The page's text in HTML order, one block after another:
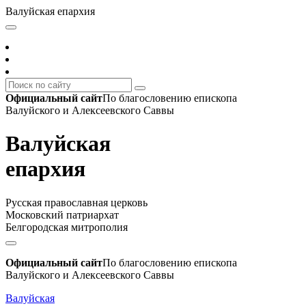
Валуйская епархия
Официальный сайтПо благословению епископа
Валуйского и Алексеевского Саввы
Валуйская
епархия
Русская православная церковь
Московский патриархат
Белгородская митрополия
Официальный сайтПо благословению епископа
Валуйского и Алексеевского Саввы
Валуйская